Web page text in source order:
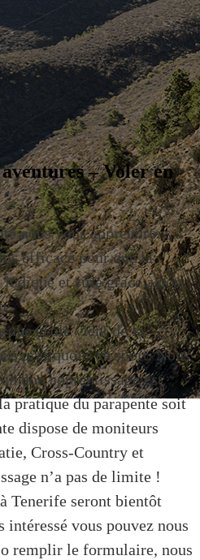
– Voler en
nous vous apprendrons à
efficace pour que la
et sûre grâce à nos
une école vient de la
pratiquons ce sport. Nous
bon apprentissage est
pratique du parapente soit
dispose de moniteurs
Cross-Country et
n’a pas de limite !
Tenerife seront bientôt
intéressé vous pouvez nous
remplir le formulaire, nous